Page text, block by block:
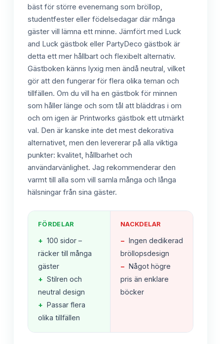
bäst för större evenemang som bröllop,
studentfester eller födelsedagar där många
gäster vill lämna ett minne. Jämfört med Luck
and Luck gästbok eller PartyDeco gästbok är
detta ett mer hållbart och flexibelt alternativ.
Gästboken känns lyxig men ändå neutral, vilket
gör att den fungerar för flera olika teman och
tillfällen. Om du vill ha en gästbok för minnen
som håller länge och som tål att bläddras i om
och om igen är Printworks gästbok ett utmärkt
val. Den är kanske inte det mest dekorativa
alternativet, men den levererar på alla viktiga
punkter: kvalitet, hållbarhet och
användarvänlighet. Jag rekommenderar den
varmt till alla som vill samla många och långa
hälsningar från sina gäster.
FÖRDELAR
+ 100 sidor –
räcker till många
gäster
+ Stilren och
neutral design
+ Passar flera
olika tillfällen
NACKDELAR
− Ingen dedikerad
bröllopsdesign
− Något högre
pris än enklare
böcker